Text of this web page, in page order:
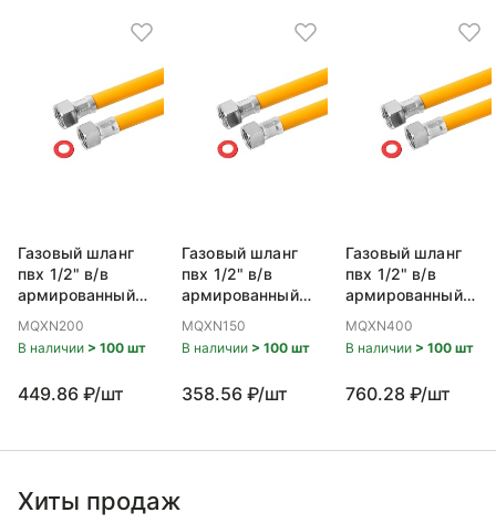
Газовый шланг
пвх 1/2" в/в
армированный
нитью 200
MQXN200
В наличии > 100 шт
449.86 ₽/шт
Газовый шланг
пвх 1/2" в/в
армированный
нитью 150
MQXN150
В наличии > 100 шт
358.56 ₽/шт
Газовый шланг
пвх 1/2" в/в
армированный
нитью 400
MQXN400
В наличии > 100 шт
760.28 ₽/шт
Хиты продаж